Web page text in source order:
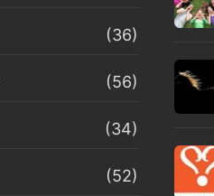
(36)
(56)
(34)
(52)